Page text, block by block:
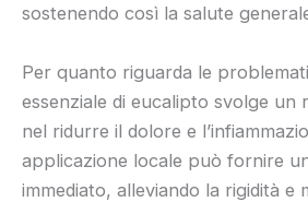
sostenendo così la salute
Per quanto riguarda le
essenziale di eucalipto svolge un
nel ridurre il dolore e
applicazione locale può fornire
immediato, alleviando la rigidità e